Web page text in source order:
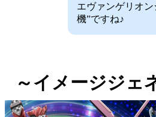
エヴァンゲリオ
機”ですね♪
～イメージジェ